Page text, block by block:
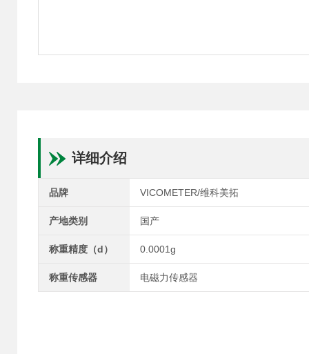
详细介绍
品牌 VICOMETER/维科美拓
产地类别 国产
称重精度（d） 0.0001g
称重传感器 电磁力传感器